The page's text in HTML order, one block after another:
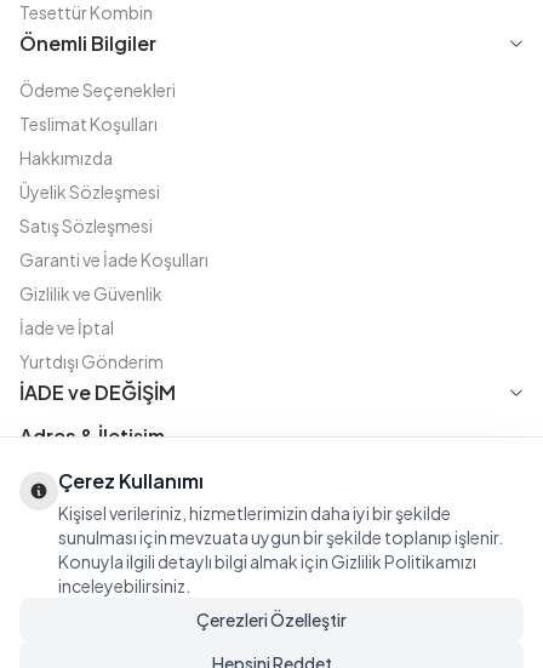
Tesettür Kombin
Önemli Bilgiler
Ödeme Seçenekleri
Teslimat Koşulları
Hakkımızda
Üyelik Sözleşmesi
Satış Sözleşmesi
Garanti ve İade Koşulları
Gizlilik ve Güvenlik
İade ve İptal
Yurtdışı Gönderim
İADE ve DEĞİŞİM
Adres & İletişim
Fatih Cd. Akasya sok no:11 D.5 Merter - Güngören / İSTANBUL
08508111144
iletisim@modasena.com
Instagram
TikTok
X
Türkçe TL
Çerez Kullanımı
Kişisel verileriniz, hizmetlerimizin daha iyi bir şekilde
sunulması için mevzuata uygun bir şekilde toplanıp işlenir.
Konuyla ilgili detaylı bilgi almak için Gizlilik Politikamızı
inceleyebilirsiniz.
Çerezleri Özelleştir
Hepsini Reddet